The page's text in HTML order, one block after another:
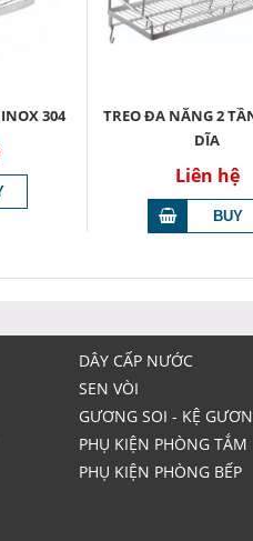
304
TREO ĐA NĂNG 2
DĨA
Liên hệ
DÂY CẤP NƯỚC
SEN VÒI
GƯƠNG SOI - KỆ
PHỤ KIỆN PHÒNG TẮM
PHỤ KIỆN PHÒNG BẾP